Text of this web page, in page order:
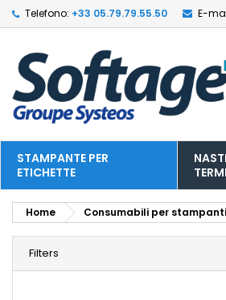
Telefono: +33 05.79.79.55.50 E-
STAMPANTE PER
ETICHETTE
Home Consumabili per
Filters